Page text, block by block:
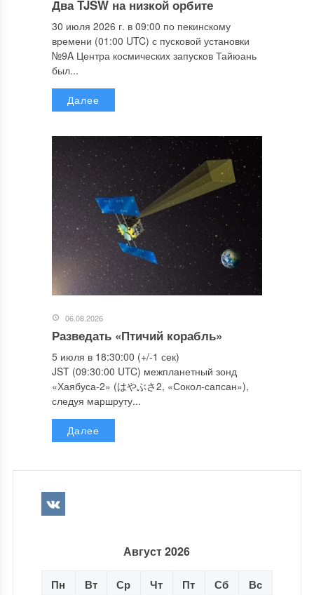
Два TJSW на низкой орбите
30 июля 2026 г. в 09:00 по пекинскому
времени (01:00 UTC) с пусковой установки
№9A Центра космических запусков Тайюань
был...
Далее
06.08.2026
Разведать «Птичий корабль»
5 июля в 18:30:00 (+/-1 сек)
JST (09:30:00 UTC) межпланетный зонд
«Хаябуса-2» (はやぶさ2, «Сокол-сапсан»),
следуя маршруту...
Далее
Август 2026
Пн Вт Ср Чт Пт Сб Вс